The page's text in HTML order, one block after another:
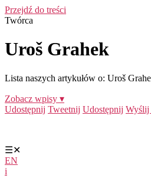
Przejdź do treści
Twórca
Uroš Grahek
Lista naszych artykułów o: Uroš
Zobacz wpisy ▾
Udostępnij Tweetnij Udostępnij Wyślij
☰✕
EN
i